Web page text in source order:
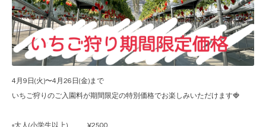
4月9日(火)〜4月26日(金)まで
いちご狩りのご入園料が期間限定の特別価格でお楽しみいただけます🍓
▫️大人(小学生以上) ¥2500